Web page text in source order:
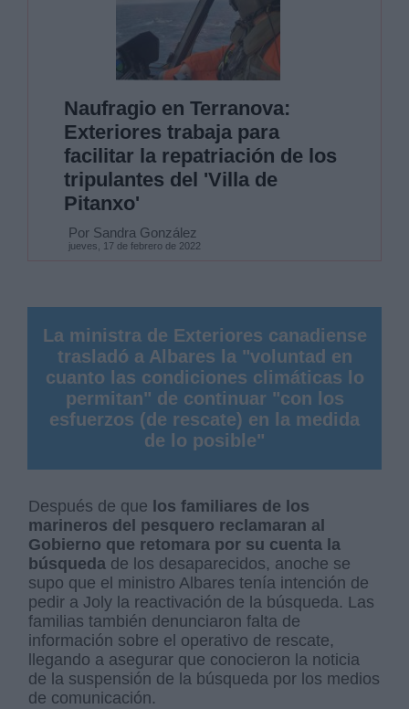
Naufragio en Terranova:
Exteriores trabaja para
facilitar la repatriación de los
tripulantes del 'Villa de
Pitanxo'
Por Sandra González
jueves, 17 de febrero de 2022
La ministra de Exteriores canadiense
trasladó a Albares la "voluntad en
cuanto las condiciones climáticas lo
permitan" de continuar "con los
esfuerzos (de rescate) en la medida
de lo posible"
Después de que los familiares de los
marineros del pesquero reclamaran al
Gobierno que retomara por su cuenta la
búsqueda de los desaparecidos, anoche se
supo que el ministro Albares tenía intención de
pedir a Joly la reactivación de la búsqueda. Las
familias también denunciaron falta de
información sobre el operativo de rescate,
llegando a asegurar que conocieron la noticia
de la suspensión de la búsqueda por los medios
de comunicación.